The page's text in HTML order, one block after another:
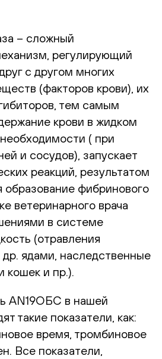
– сложный
регулирующий
с другом многих
(факторов крови), их
тем самым
крови в жидком
( при
и сосудов), запускает
реакций, результатом
образование фибринового
ветеринарного врача
в системе
(отравления
ядами, наследственные
кошек и пр.).
AN19ОБС в нашей
такие показатели, как:
время, тромбиновое
Все показатели,